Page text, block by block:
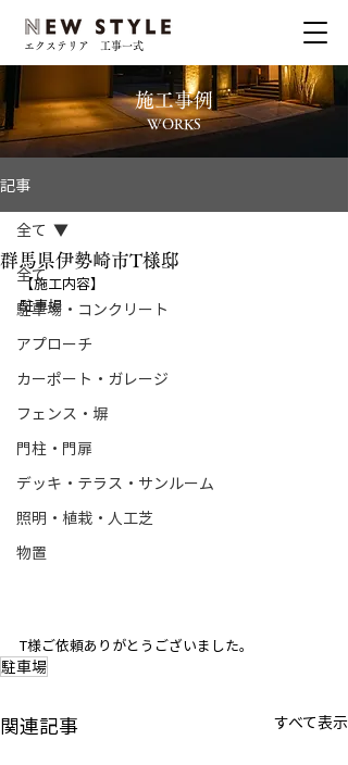
エクステリア 工事一式
施工事例
WORKS
記事
全て
駐車場・コンクリート
アプローチ
カーポート・ガレージ
フェンス・塀
門柱・門扉
デッキ・テラス・サンルーム
照明・植栽・人工芝
物置
全て
群馬県伊勢崎市T様邸
【施工内容】
駐車場
T様ご依頼ありがとうございました。
駐車場
関連記事 すべて表示